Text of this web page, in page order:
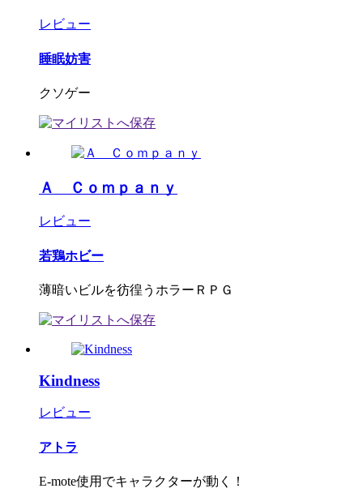
レビュー
睡眠妨害
クソゲー
Ａ Ｃｏｍｐａｎｙ
レビュー
若鶏ホビー
薄暗いビルを彷徨うホラーＲＰＧ
Kindness
レビュー
アトラ
E-mote使用でキャラクターが動く！